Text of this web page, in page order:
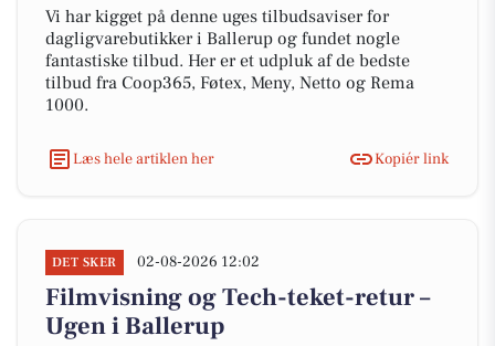
Vi har kigget på denne uges tilbudsaviser for
dagligvarebutikker i Ballerup og fundet nogle
fantastiske tilbud. Her er et udpluk af de bedste
tilbud fra Coop365, Føtex, Meny, Netto og Rema
1000.
Læs hele artiklen her Kopiér link
DET SKER 02-08-2026 12:02
Filmvisning og Tech-teket-retur –
Ugen i Ballerup